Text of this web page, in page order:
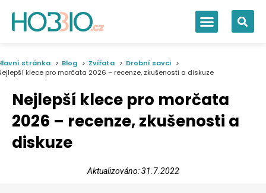
stránka Blog Zvířata
Drobní savci
klece pro morčata 2026 – recenze, zkušenosti a diskuze
Nejlepší klece pro morčata
2026 – recenze, zkušenosti a
diskuze
Aktualizováno: 31.7.2022